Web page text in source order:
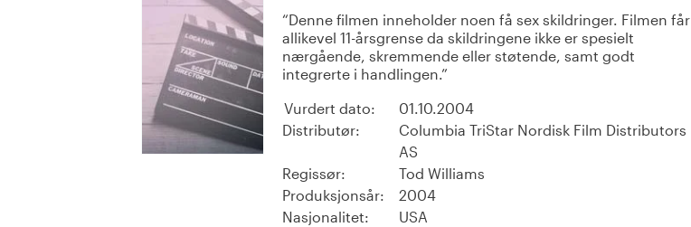
Denne filmen inneholder noen få sex skildringer. Filmen får
allikevel 11-årsgrense da skildringene ikke er spesielt
nærgående, skremmende eller støtende, samt godt
integrerte i handlingen.
Vurdert dato:
01.10.2004
Distributør:
Columbia TriStar Nordisk Film Distributors
AS
Regissør:
Tod Williams
Produksjonsår:
2004
Nasjonalitet:
USA